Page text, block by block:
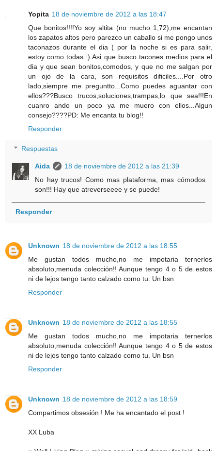
Yopita 18 de noviembre de 2012 a las 18:47
Que bonitos!!!!Yo soy altita (no mucho 1,72),me encantan
los zapatos altos pero parezco un caballo si me pongo unos
taconazos durante el dia ( por la noche si es para salir,
estoy como todas :) Asi que busco tacones medios para el
dia y que sean bonitos,comodos, y que no me salgan por
un ojo de la cara, son requisitos dificiles....Por otro
lado,siempre me preguntto...Como puedes aguantar con
ellos???Busco trucos,soluciones,trampas,lo que sea!!!En
cuanro ando un poco ya me muero con ellos...Algun
consejo????PD: Me encanta tu blog!!
Responder
Respuestas
Aida
18 de noviembre de 2012 a las 21:39
No hay trucos! Como mas plataforma, mas cómodos
son!!! Hay que atreverseeee y se puede!
Responder
Unknown 18 de noviembre de 2012 a las 18:55
Me gustan todos mucho,no me impotaria ternerlos
absoluto,menuda colección!! Aunque tengo 4 o 5 de estos
ni de lejos tengo tanto calzado como tu. Un bsn
Responder
Unknown 18 de noviembre de 2012 a las 18:55
Me gustan todos mucho,no me impotaria ternerlos
absoluto,menuda colección!! Aunque tengo 4 o 5 de estos
ni de lejos tengo tanto calzado como tu. Un bsn
Responder
Unknown 18 de noviembre de 2012 a las 18:59
Compartimos obsesión ! Me ha encantado el post !
XX Luba